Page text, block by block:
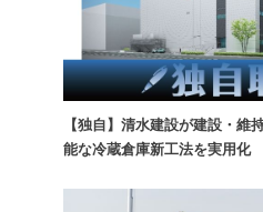
【独自】清水建設が建設・維
能な冷蔵倉庫新工法を実用化